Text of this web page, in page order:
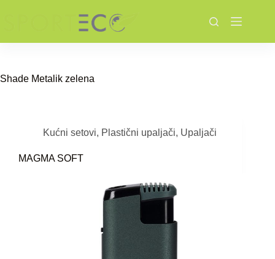
Shade Metalik zelena
Kućni setovi, Plastični upaljači, Upaljači
MAGMA SOFT